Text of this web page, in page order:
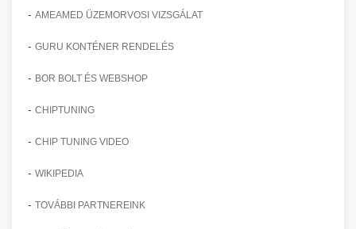
- AMEAMED ÜZEMORVOSI VIZSGÁLAT
- GURU KONTÉNER RENDELÉS
- BOR BOLT ÉS WEBSHOP
- CHIPTUNING
- CHIP TUNING VIDEO
- WIKIPEDIA
- TOVÁBBI PARTNEREINK